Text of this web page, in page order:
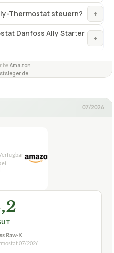
Thermostat steuern? +
Danfoss Ally Starter
+
beiAmazon
07/2026
Raw-K
07/2026